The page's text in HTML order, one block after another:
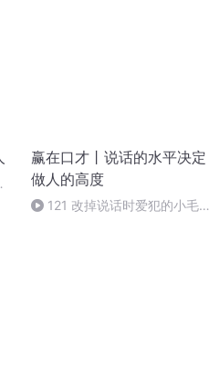
赢在口才丨说话的水平决定
做人的高度
121 改掉说话时爱犯的小毛病